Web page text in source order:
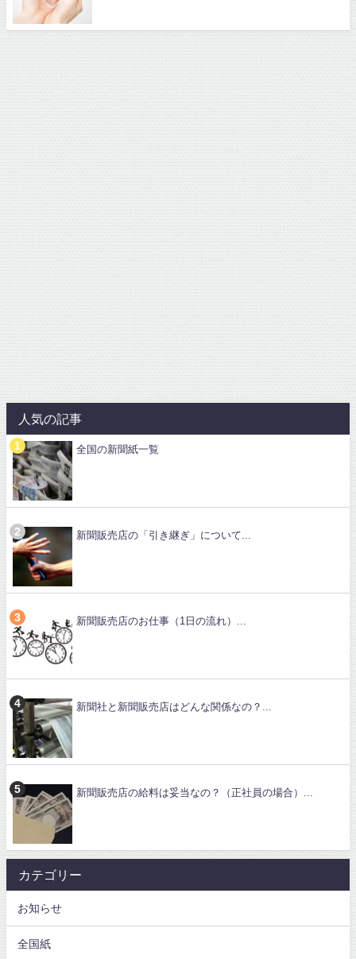
人気の記事
全国の新聞紙一覧
新聞販売店の「引き継ぎ」について...
新聞販売店のお仕事（1日の流れ）...
新聞社と新聞販売店はどんな関係なの？...
新聞販売店の給料は妥当なの？（正社員の場合）...
カテゴリー
お知らせ
全国紙